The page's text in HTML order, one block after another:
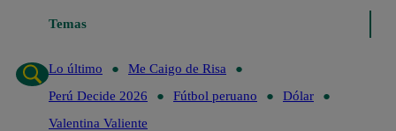
Temas
Lo último
Me Caigo de Risa
Perú Decide 2026
Fútbol peruano
Dólar
Valentina Valiente